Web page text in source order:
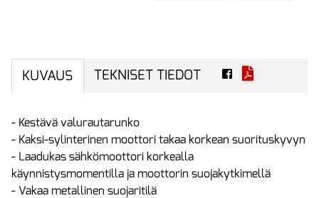
KUVAUS TEKNISET TIEDOT
- Kestävä valurautarunko
- Kaksi-sylinterinen moottori takaa korkean suorituskyvyn
- Laadukas sähkömoottori korkealla
käynnistysmomentilla ja moottorin suojakytkimellä
- Vakaa metallinen suojaritilä